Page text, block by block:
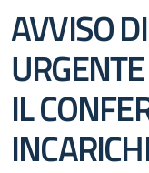
AVVISO
IL